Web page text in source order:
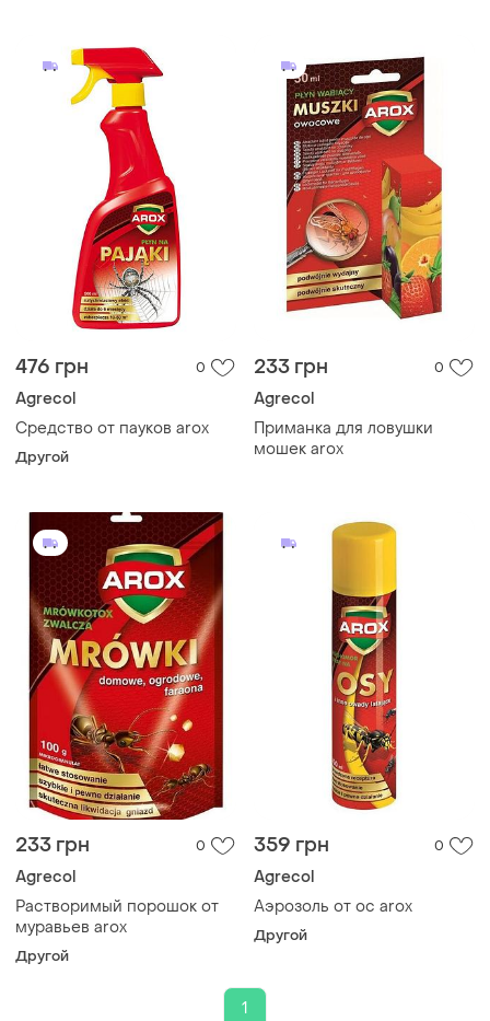
476 грн 0
Agrecol
Средство от пауков arox
Другой
233 грн 0
Agrecol
Приманка для ловушки
мошек arox
233 грн 0
Agrecol
Растворимый порошок от
муравьев arox
Другой
359 грн 0
Agrecol
Аэрозоль от ос arox
Другой
1